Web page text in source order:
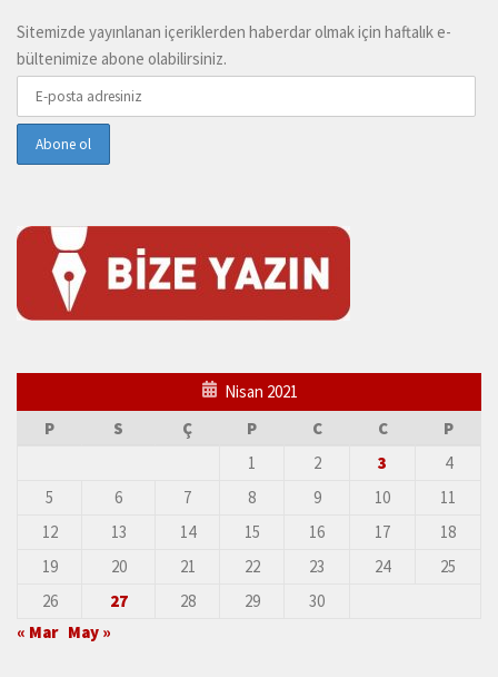
Sitemizde yayınlanan içeriklerden haberdar olmak için haftalık e-
bültenimize abone olabilirsiniz.
Nisan 2021
P
S Ç P C C
P
1
2 3
4
5
6 7 8 9 10
11
12
13 14 15 16 17
18
19
20 21 22 23 24
25
26
27 28 29
30
« Mar May »